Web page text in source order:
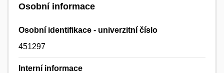
Osobní informace
Osobní identifikace - univerzitní číslo
451297
Interní informace